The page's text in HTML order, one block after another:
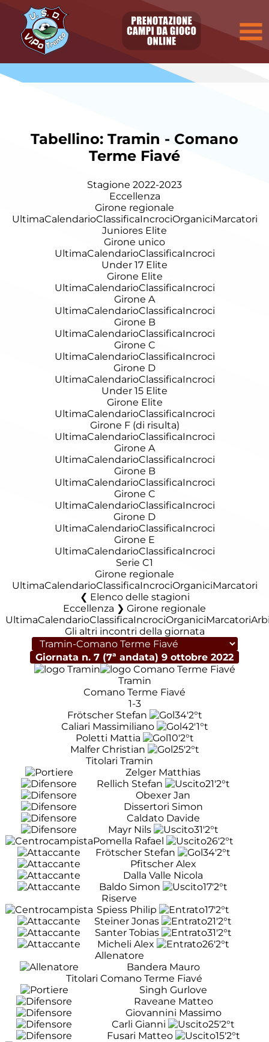
Tabellino: Tramin - Comano
Terme Fiavé
Stagione 2022-2023
Eccellenza
Girone regionale
UltimaCalendarioClassificaIncrociOrganiciMarcatori
Juniores Elite
Girone unico
UltimaCalendarioClassificaIncroci
Under 17 Elite
Girone Elite
UltimaCalendarioClassificaIncroci
Girone A
UltimaCalendarioClassificaIncroci
Girone B
UltimaCalendarioClassificaIncroci
Girone C
UltimaCalendarioClassificaIncroci
Girone D
UltimaCalendarioClassificaIncroci
Under 15 Elite
Girone Elite
UltimaCalendarioClassificaIncroci
Girone F (di risulta)
UltimaCalendarioClassificaIncroci
Girone A
UltimaCalendarioClassificaIncroci
Girone B
UltimaCalendarioClassificaIncroci
Girone C
UltimaCalendarioClassificaIncroci
Girone D
UltimaCalendarioClassificaIncroci
Girone E
UltimaCalendarioClassificaIncroci
Serie C1
Girone regionale
UltimaCalendarioClassificaIncrociOrganiciMarcatori
Elenco delle stagioni
Eccellenza ❯ Girone regionale
UltimaCalendarioClassificaIncrociOrganiciMarcatori
Gli altri incontri della giornata
Giornata n. 7 (7ª andata) 9 ottobre 2022
Tramin
Comano Terme Fiavé
1-3
Frötscher Stefan
34'2°t
Caliari Massimiliano
42'1°t
Poletti Mattia
10'2°t
Malfer Christian
25'2°t
Titolari Tramin
Zelger Matthias
Rellich Stefan
21'2°t
Obexer Jan
Dissertori Simon
Caldato Davide
Mayr Nils
31'2°t
Pomella Rafael
26'2°t
Frötscher Stefan
34'2°t
Pfitscher Alex
Dalla Valle Nicola
Baldo Simon
17'2°t
Riserve
Spiess Philip
17'2°t
Steiner Jonas
21'2°t
Santer Tobias
31'2°t
Micheli Alex
26'2°t
Allenatore
Bandera Mauro
Titolari Comano Terme Fiavé
Singh Gurlove
Raveane Matteo
Giovannini Massimo
Carli Gianni
25'2°t
Fusari Matteo
15'2°t